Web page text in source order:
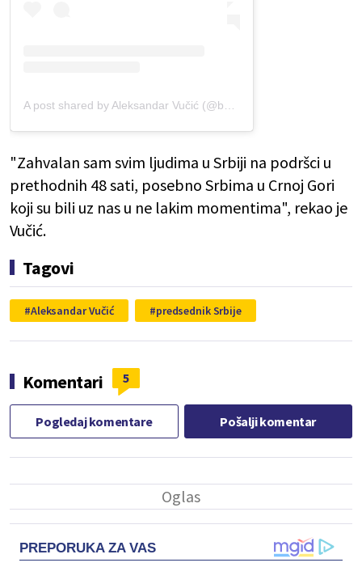
"Zahvalan sam svim ljudima u Srbiji na podršci u
prethodnih 48 sati, posebno Srbima u Crnoj Gori
koji su bili uz nas u ne lakim momentima", rekao je
Vučić.
Tagovi
Aleksandar Vučić predsednik Srbije
Komentari 5
Pogledaj komentare Pošalji komentar
PREPORUKA ZA VAS